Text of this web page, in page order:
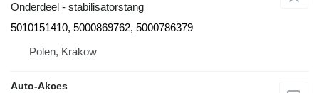
Onderdeel - stabilisatorstang
5010151410, 5000869762, 5000786379
Polen, Krakow
Auto-Akces